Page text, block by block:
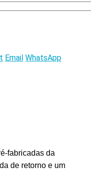
Email WhatsApp
fabricadas da
de retorno e um